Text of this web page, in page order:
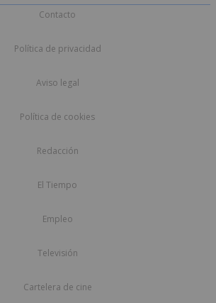
Contacto
Política de privacidad
Aviso legal
Política de cookies
Redacción
El Tiempo
Empleo
Televisión
Cartelera de cine